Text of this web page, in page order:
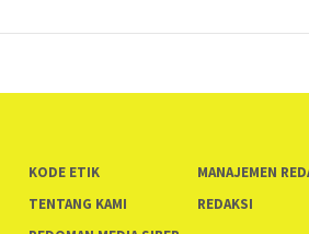
KODE ETIK
MANAJEMEN
TENTANG KAMI
REDAKSI